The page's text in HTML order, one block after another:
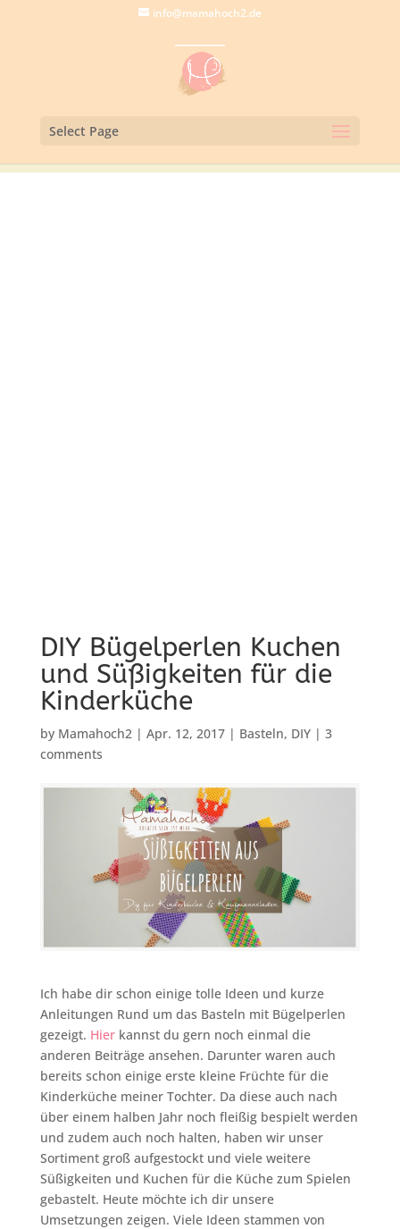
info@mamahoch2.de
Select Page
DIY Bügelperlen Kuchen
und Süßigkeiten für die
Kinderküche
by Mamahoch2| Apr. 12, 2017| Basteln, DIY| 3
comments
Ich habe dir schon einige tolle Ideen und kurze
Anleitungen Rund um das Basteln mit Bügelperlen
gezeigt. Hier kannst du gern noch einmal die
anderen Beiträge ansehen. Darunter waren auch
bereits schon einige erste kleine Früchte für die
Kinderküche meiner Tochter. Da diese auch nach
über einem halben Jahr noch fleißig bespielt werden
und zudem auch noch halten, haben wir unser
Sortiment groß aufgestockt und viele weitere
Süßigkeiten und Kuchen für die Küche zum Spielen
gebastelt. Heute möchte ich dir unsere
Umsetzungen zeigen. Viele Ideen stammen von